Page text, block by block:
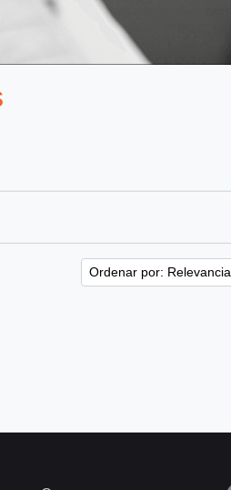
Ordenar por: Relevancia